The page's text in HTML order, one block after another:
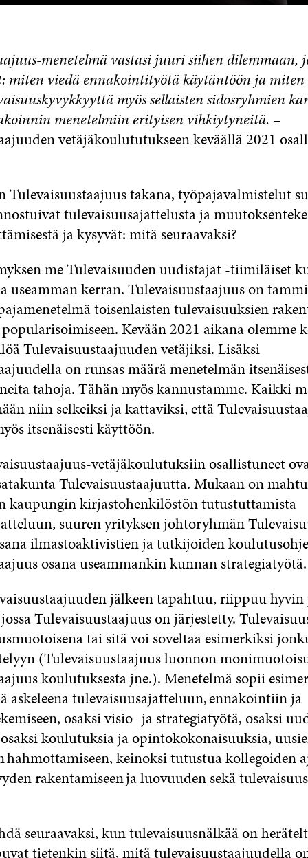
menetelmä vastasi juuri siihen dilemmaan,
miten viedä ennakointityötä käytäntöön ja
myös sellaisten sidosryhmien
menetelmiin erityisen vihkiytyneitä. –
vetäjäkoulututukseen keväällä 2021
Tulevaisuustaajuus takana, työpajavalmistelut
tulevaisuusajattelusta ja
ja kysyvät: mitä seuraavaksi?
me Tulevaisuuden uudistajat -tiimiläiset
useamman kerran. Tulevaisuustaajuus on
toisenlaisten tulevaisuuksien
Kevään 2021 aikana olemme
Tulevaisuustaajuuden vetäjiksi. Lisäksi
on runsas määrä menetelmän
tahoja. Tähän myös kannustamme. Kaikki
niin selkeiksi ja kattaviksi, että
itsenäisesti käyttöön.
vetäjäkoulutuksiin osallistuneet
Tulevaisuustaajuutta. Mukaan on
kaupungin kirjastohenkilöstön tutustuttamista
suuren yrityksen johtoryhmän
ilmastoaktivistien ja tutkijoiden
osana useammankin kunnan strategiatyötä.
jälkeen tapahtuu, riippuu
Tulevaisuustaajuus on järjestetty.
tai sitä voi soveltaa esimerkiksi
(Tulevaisuustaajuus luonnon
koulutuksesta jne.). Menetelmä sopii
askeleena tulevaisuusajatteluun, ennakointiin ja
osaksi visio- ja strategiatyötä​, osaksi
osaksi koulutuksia ja opintokokonaisuuksia​, u
hahmottamiseen, keinoksi tutustua kollegoiden
rakentamiseen​ja luovuuden sekä
seuraavaksi, kun tulevaisuusnälkää on
tietenkin siitä, mitä tulevaisuustaajuudella